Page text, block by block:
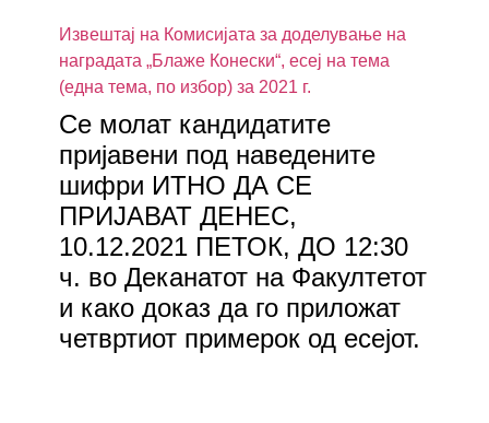
Извештај на Комисијата за доделување на
наградата „Блаже Конески“, есеј на тема
(една тема, по избор) за 2021 г.
Се молат кандидатите
пријавени под наведените
шифри ИТНО ДА СЕ
ПРИЈАВАТ ДЕНЕС,
10.12.2021 ПЕТОК, ДО 12:30
ч. во Деканатот на Факултетот
и како доказ да го приложат
четвртиот примерок од есејот.